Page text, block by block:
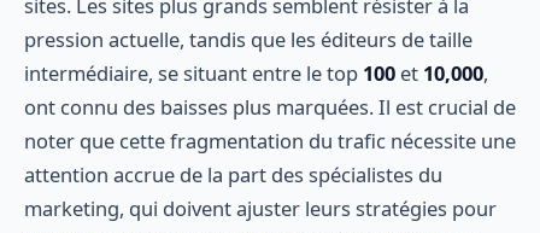
sites. Les sites plus grands semblent résister à la
pression actuelle, tandis que les éditeurs de taille
intermédiaire, se situant entre le top 100 et 10,000,
ont connu des baisses plus marquées. Il est crucial de
noter que cette fragmentation du trafic nécessite une
attention accrue de la part des spécialistes du
marketing, qui doivent ajuster leurs stratégies pour